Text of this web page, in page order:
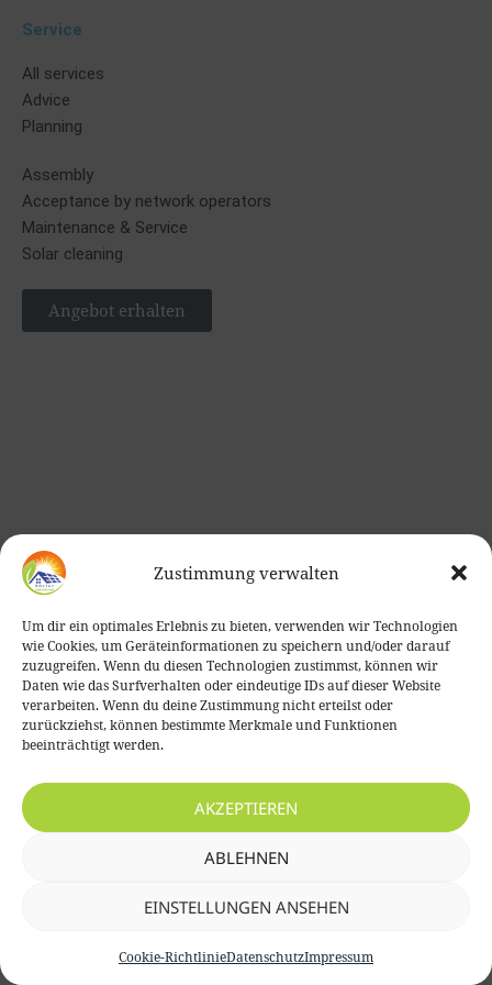
Zustimmung verwalten
Um dir ein optimales Erlebnis zu bieten, verwenden wir Technologien
wie Cookies, um Geräteinformationen zu speichern und/oder darauf
zuzugreifen. Wenn du diesen Technologien zustimmst, können wir
Daten wie das Surfverhalten oder eindeutige IDs auf dieser Website
verarbeiten. Wenn du deine Zustimmung nicht erteilst oder
zurückziehst, können bestimmte Merkmale und Funktionen
beeinträchtigt werden.
AKZEPTIEREN
ABLEHNEN
EINSTELLUNGEN ANSEHEN
Cookie-RichtlinieDatenschutzImpressum
Service
All services
Advice
Planning
Assembly
Acceptance by network operators
Maintenance & Service
Solar cleaning
Angebot erhalten